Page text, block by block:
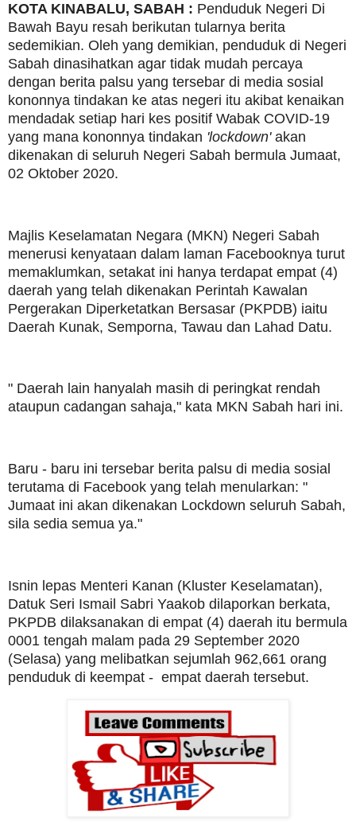
KOTA KINABALU, SABAH : Penduduk Negeri Di
Bawah Bayu resah berikutan tularnya berita
sedemikian. Oleh yang demikian, penduduk di Negeri
Sabah dinasihatkan agar tidak mudah percaya
dengan berita palsu yang tersebar di media sosial
kononnya tindakan ke atas negeri itu akibat kenaikan
mendadak setiap hari kes positif Wabak COVID-19
yang mana kononnya tindakan 'lockdown'akan
dikenakan di seluruh Negeri Sabah bermula Jumaat,
02 Oktober 2020.
Majlis Keselamatan Negara (MKN) Negeri Sabah
menerusi kenyataan dalam laman Facebooknya turut
memaklumkan, setakat ini hanya terdapat empat (4)
daerah yang telah dikenakan Perintah Kawalan
Pergerakan Diperketatkan Bersasar (PKPDB) iaitu
Daerah Kunak, Semporna, Tawau dan Lahad Datu.
" Daerah lain hanyalah masih di peringkat rendah
ataupun cadangan sahaja," kata MKN Sabah hari ini.
Baru - baru ini tersebar berita palsu di media sosial
terutama di Facebook yang telah menularkan: "
Jumaat ini akan dikenakan Lockdown seluruh Sabah,
sila sedia semua ya."
Isnin lepas Menteri Kanan (Kluster Keselamatan),
Datuk Seri Ismail Sabri Yaakob dilaporkan berkata,
PKPDB dilaksanakan di empat (4) daerah itu bermula
0001 tengah malam pada 29 September 2020
(Selasa) yang melibatkan sejumlah 962,661 orang
penduduk di keempat - empat daerah tersebut.